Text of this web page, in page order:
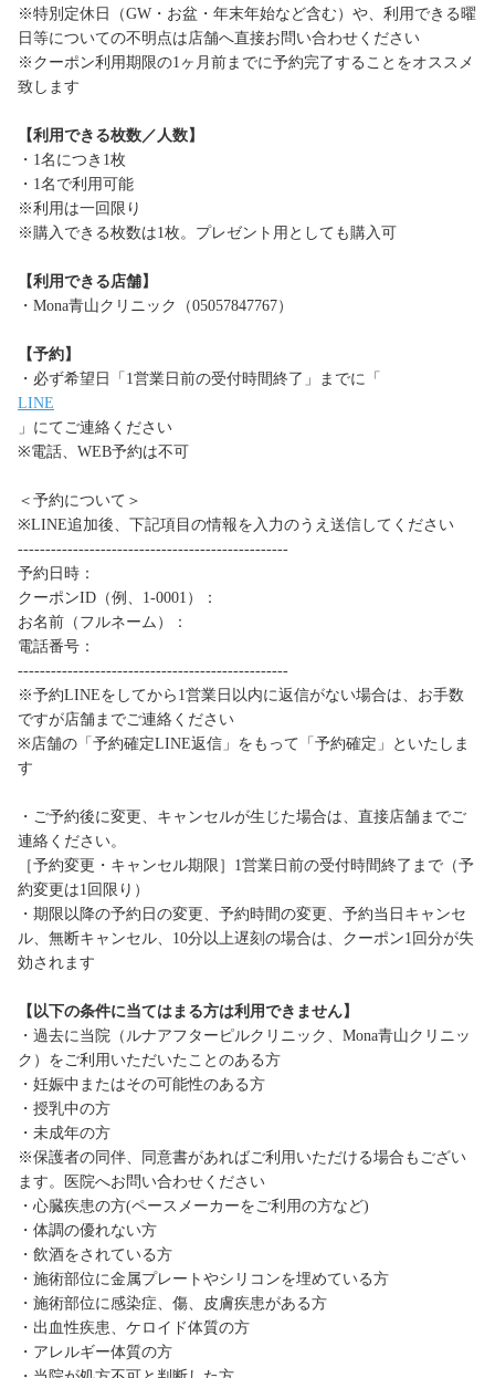
※特別定休日（GW・お盆・年末年始など含む）や、利用できる曜
日等についての不明点は店舗へ直接お問い合わせください
※クーポン利用期限の1ヶ月前までに予約完了することをオススメ
致します
【利用できる枚数／人数】
・1名につき1枚
・1名で利用可能
※利用は一回限り
※購入できる枚数は1枚。プレゼント用としても購入可
【利用できる店舗】
・Mona青山クリニック（05057847767）
【予約】
・必ず希望日「1営業日前の受付時間終了」までに「
LINE
」にてご連絡ください
※電話、WEB予約は不可
＜予約について＞
※LINE追加後、下記項目の情報を入力のうえ送信してください
-------------------------------------------------
予約日時：
クーポンID（例、1-0001）：
お名前（フルネーム）：
電話番号：
-------------------------------------------------
※予約LINEをしてから1営業日以内に返信がない場合は、お手数
ですが店舗までご連絡ください
※店舗の「予約確定LINE返信」をもって「予約確定」といたしま
す
・ご予約後に変更、キャンセルが生じた場合は、直接店舗までご
連絡ください。
［予約変更・キャンセル期限］1営業日前の受付時間終了まで（予
約変更は1回限り）
・期限以降の予約日の変更、予約時間の変更、予約当日キャンセ
ル、無断キャンセル、10分以上遅刻の場合は、クーポン1回分が失
効されます
【以下の条件に当てはまる方は利用できません】
・過去に当院（ルナアフターピルクリニック、Mona青山クリニッ
ク）をご利用いただいたことのある方
・妊娠中またはその可能性のある方
・授乳中の方
・未成年の方
※保護者の同伴、同意書があればご利用いただける場合もござい
ます。医院へお問い合わせください
・心臓疾患の方(ペースメーカーをご利用の方など)
・体調の優れない方
・飲酒をされている方
・施術部位に金属プレートやシリコンを埋めている方
・施術部位に感染症、傷、皮膚疾患がある方
・出血性疾患、ケロイド体質の方
・アレルギー体質の方